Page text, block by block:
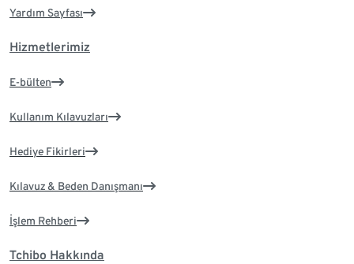
Yardım Sayfası
Hizmetlerimiz
E-bülten
Kullanım Kılavuzları
Hediye Fikirleri
Kılavuz & Beden Danışmanı
İşlem Rehberi
Tchibo Hakkında